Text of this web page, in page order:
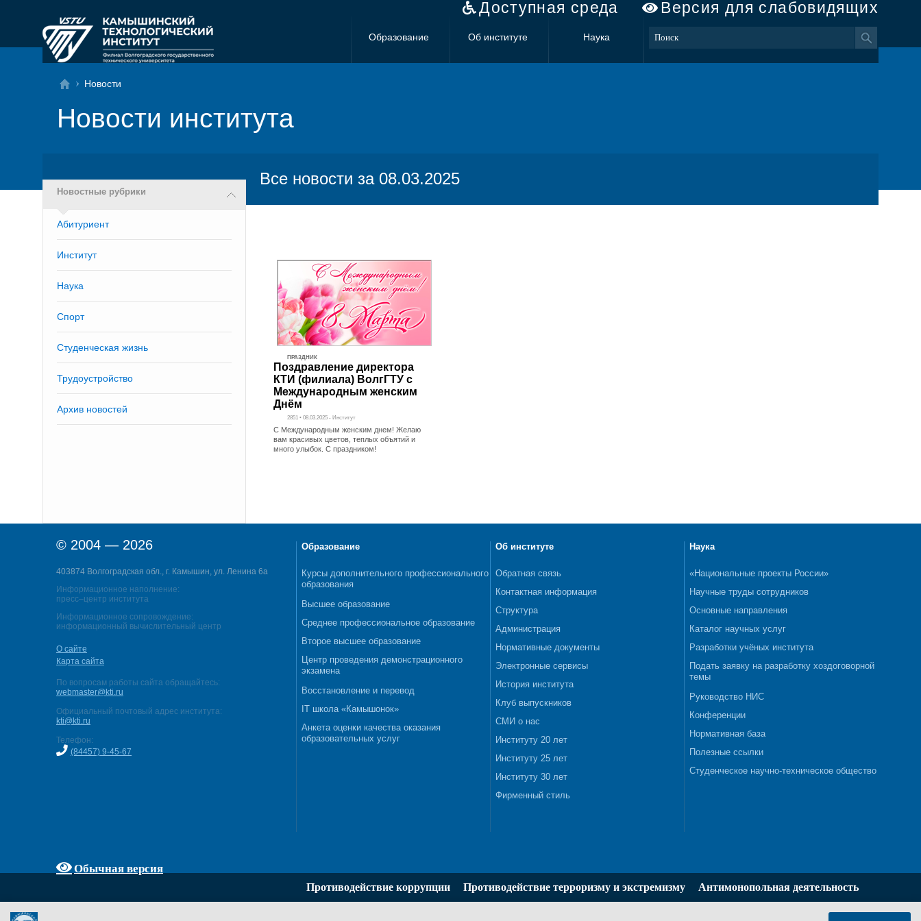
Доступная среда Версия для слабовидящих
Образование Об институте Наука
Новости
Новости института
Новостные рубрики
Абитуриент
Институт
Наука
Спорт
Студенческая жизнь
Трудоустройство
Архив новостей
Все новости за 08.03.2025
ПРАЗДНИК
Поздравление директора
КТИ (филиала) ВолгГТУ с
Международным женским
Днём
2851 • 08.03.2025 - Институт
С Международным женским днем! Желаю
вам красивых цветов, теплых объятий и
много улыбок. С праздником!
© 2004 — 2026
403874 Волгоградская обл., г. Камышин, ул. Ленина 6а
Информационное наполнение:
пресс–центр института
Информационное сопровождение:
информационный вычислительный центр
О сайте
Карта сайта
По вопросам работы сайта обращайтесь:
webmaster@kti.ru
Официальный почтовый адрес института:
kti@kti.ru
Телефон:
(84457) 9-45-67
Обычная версия
Образование
Курсы дополнительного профессионального
образования
Высшее образование
Среднее профессиональное образование
Второе высшее образование
Центр проведения демонстрационного
экзамена
Восстановление и перевод
IT школа «Камышонок»
Анкета оценки качества оказания
образовательных услуг
Об институте
Обратная связь
Контактная информация
Структура
Администрация
Нормативные документы
Электронные сервисы
История института
Клуб выпускников
СМИ о нас
Институту 20 лет
Институту 25 лет
Институту 30 лет
Фирменный стиль
Наука
«Национальные проекты России»
Научные труды сотрудников
Основные направления
Каталог научных услуг
Разработки учёных института
Подать заявку на разработку хоздоговорной
темы
Руководство НИС
Конференции
Нормативная база
Полезные ссылки
Студенческое научно-техническое общество
Противодействие коррупции Противодействие терроризму и экстремизму Антимонопольная деятельность